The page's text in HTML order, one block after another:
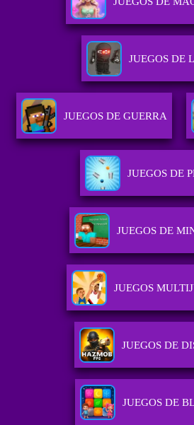
JUEGOS DE
JUEGOS DE GUERRA
JUEGOS DE
JUEGOS DE
JUEGOS
JUEGOS DE
JUEGOS DE